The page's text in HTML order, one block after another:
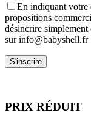
En indiquant votre
propositions
désincrire simplement
sur info@babyshell.fr
PRIX RÉDUIT